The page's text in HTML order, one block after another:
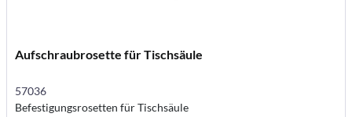
Aufschraubrosette für Tischsäule
57036
Befestigungsrosetten für Tischsäule